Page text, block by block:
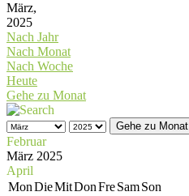
März,
2025
Nach Jahr
Nach Monat
Nach Woche
Heute
Gehe zu Monat
Gehe zu Monat
Februar
März 2025
April
MonDieMitDonFreSamSon